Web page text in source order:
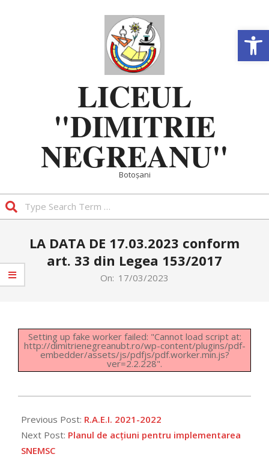
LICEUL
"DIMITRIE
NEGREANU"
Botoșani
NavigationLA DATA DE 17.03.2023 conform
art. 33 din Legea 153/2017
On: 17/03/2023
Setting up fake worker failed: "Cannot load script at:
http://dimitrienegreanubt.ro/wp-content/plugins/pdf-
embedder/assets/js/pdfjs/pdf.worker.min.js?
ver=2.2.228".
03-
17
Previous Post: R.A.E.I. 2021-2022
Next Post: Planul de acțiuni pentru implementarea
SNEMSC